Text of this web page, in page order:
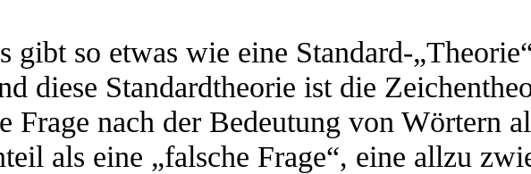
gibt so etwas wie eine Standard-
diese Standardtheorie ist die
Frage nach der Bedeutung von Wörtern
als eine „falsche Frage“, eine allzu